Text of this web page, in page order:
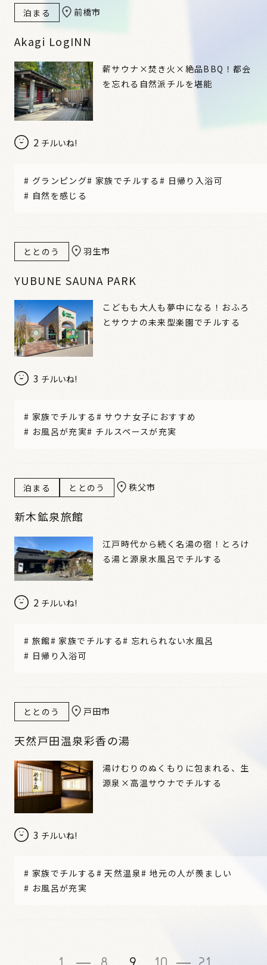
泊まる 前橋市
Akagi LogINN
2 チルいね!
薪サウナ×焚き火×絶品BBQ！都会
を忘れる自然派チルを堪能
# グランピング# 家族でチルする # 日帰り入浴可
# 自然を感じる
ととのう 羽生市
YUBUNE SAUNA PARK
3 チルいね!
こどもも大人も夢中になる！おふろ
とサウナの未来型楽園でチルする
# 家族でチルする # サウナ女子におすすめ
# お風呂が充実# チルスペースが充実
泊まる ととのう 秩父市
新木鉱泉旅館
2 チルいね!
江戸時代から続く名湯の宿！とろけ
る湯と源泉水風呂でチルする
# 旅館# 家族でチルする# 忘れられない水風呂
# 日帰り入浴可
ととのう 戸田市
天然戸田温泉彩香の湯
3 チルいね!
湯けむりのぬくもりに包まれる、生
源泉×高温サウナでチルする
# 家族でチルする #天然温泉# 地元の人が羨ましい
# お風呂が充実